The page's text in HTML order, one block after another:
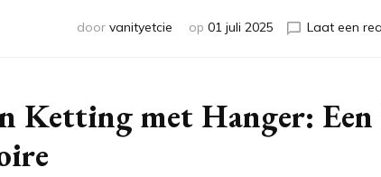
door vanityetcie op 01 juli 2025 Laat een
Ketting met Hanger: